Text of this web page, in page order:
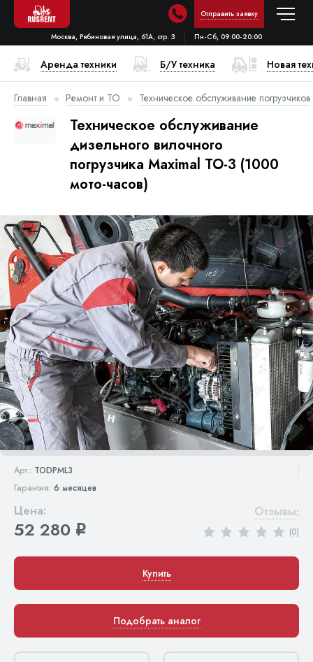
Отправить заявку
Москва, Рябиновая улица, 61А, стр. 3 Пн-Сб, 09:00-20:00
Аренда техники Б/У техника Новая
Главная Ремонт и ТО Техническое обслуживание погрузчиков
Техническое обслуживание
дизельного вилочного
погрузчика Maximal ТО-3 (1000
мото-часов)
Арт.: TODPML3
Гарантия: 6 месяцев
Цена:
52 280 q
Отзывы:
(0)
Купить
Подобрать аналог